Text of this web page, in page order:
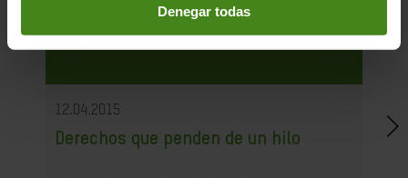
Denegar todas
12.04.2015
Derechos que penden de un hilo